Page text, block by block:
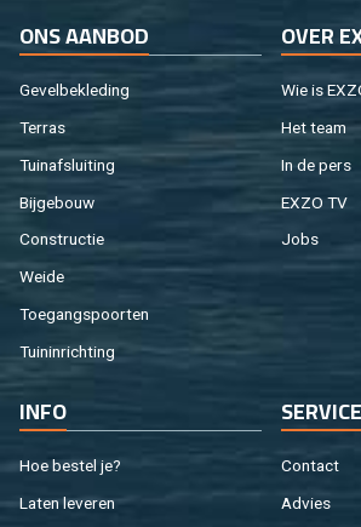
ONS AAN­BOD
Ge­vel­be­kle­ding
Ter­ras
Tuin­af­slui­ting
Bij­ge­bouw
Con­struc­tie
Weide
Toe­gangs­poor­ten
Tuin­in­rich­ting
OVER
Wie is
Het team
In de pers
EXZO TV
Jobs
INFO
Hoe be­stel je?
Laten le­ve­ren
SER­VI­CE
Con­tact
Ad­vies